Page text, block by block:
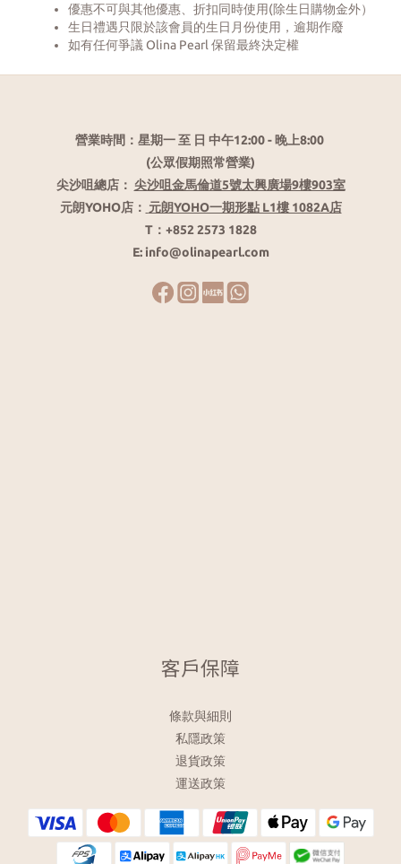
優惠不可與其他優惠、折扣同時使用(除生日購物金外）
生日禮遇只限於該會員的生日月份使用，逾期作廢
如有任何爭議 Olina Pearl 保留最終決定權
營業時間：星期一 至 日 中午12:00 - 晚上8:00
(公眾假期照常營業)
尖沙咀總店： 尖沙咀金馬倫道5號太興廣場9樓903室
元朗YOHO店： 元朗YOHO一期形點 L1樓 1082A店
T：+852 2573 1828
E: info@olinapearl.com
客戶保障
條款與細則
私隱政策
退貨政策
運送政策